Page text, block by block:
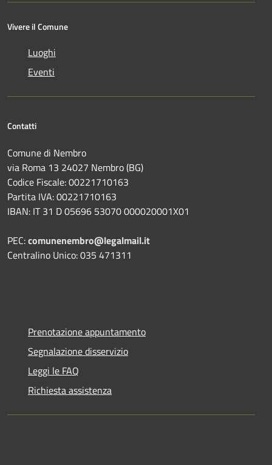
Vivere il Comune
Luoghi
Eventi
Contatti
Comune di Nembro
via Roma 13 24027 Nembro (BG)
Codice Fiscale: 00221710163
Partita IVA: 00221710163
IBAN: IT 31 D 05696 53070 000020001X01
PEC:comunenembro@legalmail.it
Centralino Unico: 035 471311
Prenotazione appuntamento
Segnalazione disservizio
Leggi le FAQ
Richiesta assistenza